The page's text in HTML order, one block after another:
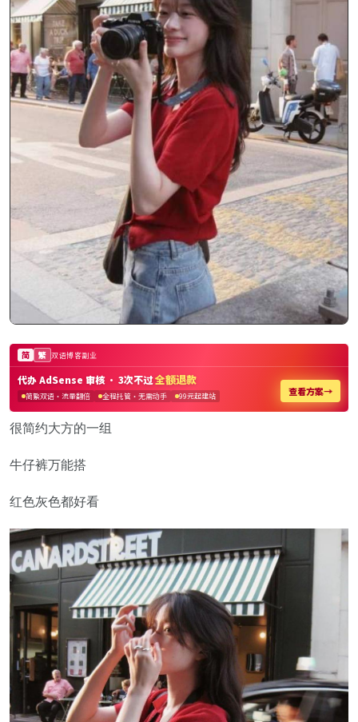
很简约大方的一组
牛仔裤万能搭
红色灰色都好看